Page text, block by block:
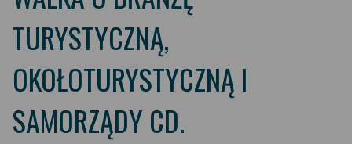
TURYSTYCZNĄ,
OKOŁOTURYSTYCZNĄ I
SAMORZĄDY CD.